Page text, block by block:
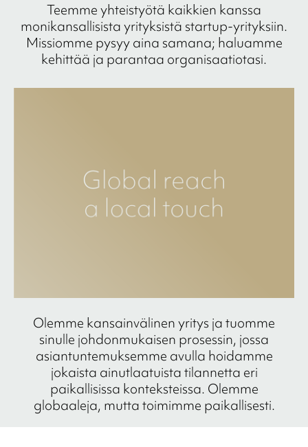
Teemme yhteistyötä kaikkien kanssa
monikansallisista yrityksistä startup-yrityksiin.
Missiomme pysyy aina samana; haluamme
kehittää ja parantaa organisaatiotasi.
Olemme kansainvälinen yritys ja tuomme
sinulle johdonmukaisen prosessin, jossa
asiantuntemuksemme avulla hoidamme
jokaista ainutlaatuista tilannetta eri
paikallisissa konteksteissa. Olemme
globaaleja, mutta toimimme paikallisesti.